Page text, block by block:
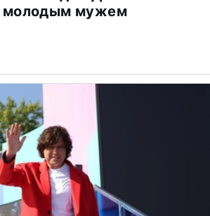
молодым мужем